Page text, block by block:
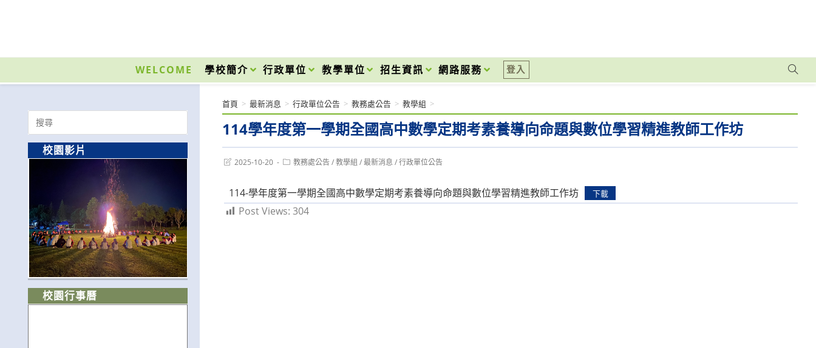
內
WELCOME 學校簡介 行政單位 教學單位 招生資訊 網路服務 登入
114學年度第一學期全國高中數學定期考素養導向命題與數位學習精進教師工作坊
首頁 > 最新消息 > 行政單位公告 > 教務處公告 > 教學組 >
Post2025-10-20
Post教務處公告 / 教學組 / 最新消息 / 行政單位公告
114-學年度第一學期全國高中數學定期考素養導向命題與數位學習精進教師工作坊 下載
Post Views: 304
Search
for:
校園影片
校園行事曆